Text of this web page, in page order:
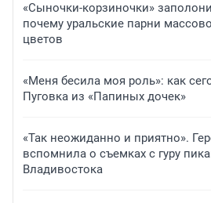
«Сыночки-корзиночки»
почему уральские парни
цветов
«Меня бесила моя роль»: как
Пуговка из «Папиных дочек»
«Так неожиданно и приятно».
вспомнила о съемках с гуру
Владивостока